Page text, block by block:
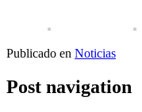
Publicado en Noticias
Post navigation